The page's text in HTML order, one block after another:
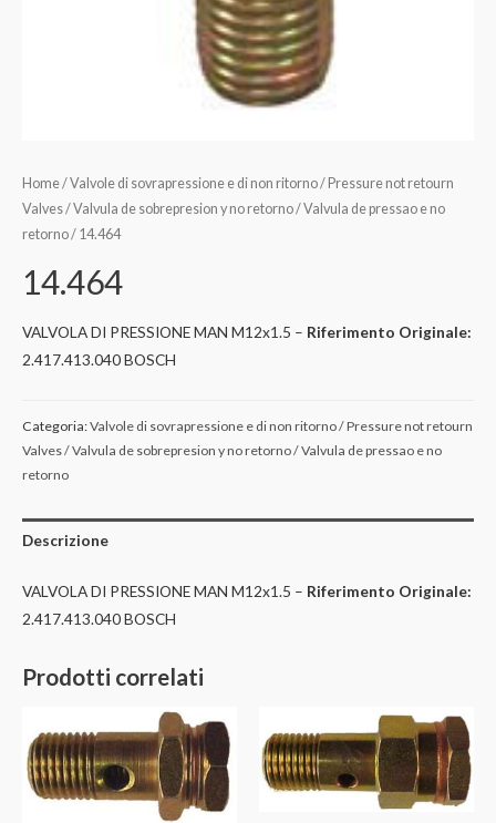
Home/Valvole di sovrapressione e di non ritorno / Pressure not retourn
Valves / Valvula de sobrepresion y no retorno / Valvula de pressao e no
retorno/ 14.464
14.464
VALVOLA DI PRESSIONE MAN M12x1.5 – Riferimento Originale:
2.417.413.040 BOSCH
Categoria:Valvole di sovrapressione e di non ritorno / Pressure not retourn
Valves / Valvula de sobrepresion y no retorno / Valvula de pressao e no
retorno
Descrizione
VALVOLA DI PRESSIONE MAN M12x1.5 – Riferimento Originale:
2.417.413.040 BOSCH
Prodotti correlati